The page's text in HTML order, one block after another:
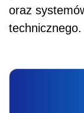
oraz
technicznego.